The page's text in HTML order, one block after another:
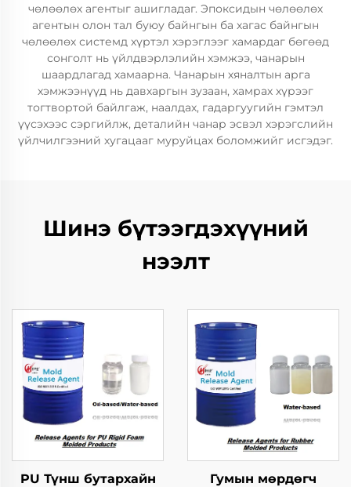
чөлөөлөх агентыг ашигладаг. Эпоксидын чөлөөлөх
агентын олон тал буюу байнгын ба хагас байнгын
чөлөөлөх системд хүртэл хэрэглээг хамардаг бөгөөд
сонголт нь үйлдвэрлэлийн хэмжээ, чанарын
шаардлагад хамаарна. Чанарын хяналтын арга
хэмжээнүүд нь давхаргын зузаан, хамрах хүрээг
тогтвортой байлгаж, наалдах, гадаргуугийн гэмтэл
үүсэхээс сэргийлж, деталийн чанар эсвэл хэрэгслийн
үйлчилгээний хугацааг муруйцах боломжийг исгэдэг.
Шинэ бүтээгдэхүүний
нээлт
PU Түнш бутархайн
Гумын мөрдөгч